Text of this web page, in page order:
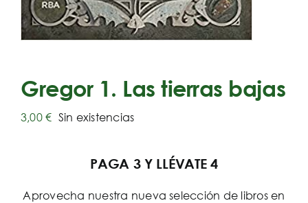
Gregor 1. Las tierras bajas
3,00€ Sin existencias
PAGA 3 Y LLÉVATE 4
Aprovecha nuestra nueva selección de libros en